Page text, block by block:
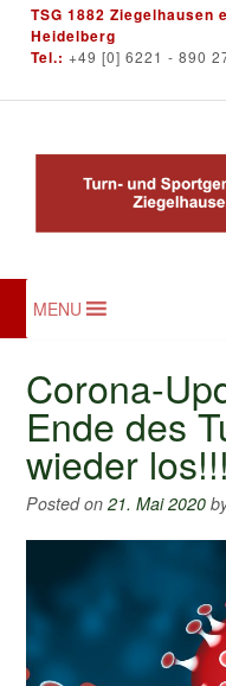
Skip
content
TSG 1882 Ziegelhausen
Heidelberg
Tel.: +49 [0] 6221 - 890
MENU
Corona-
Ende des
wieder los!!!
Posted on 21. Mai 2020